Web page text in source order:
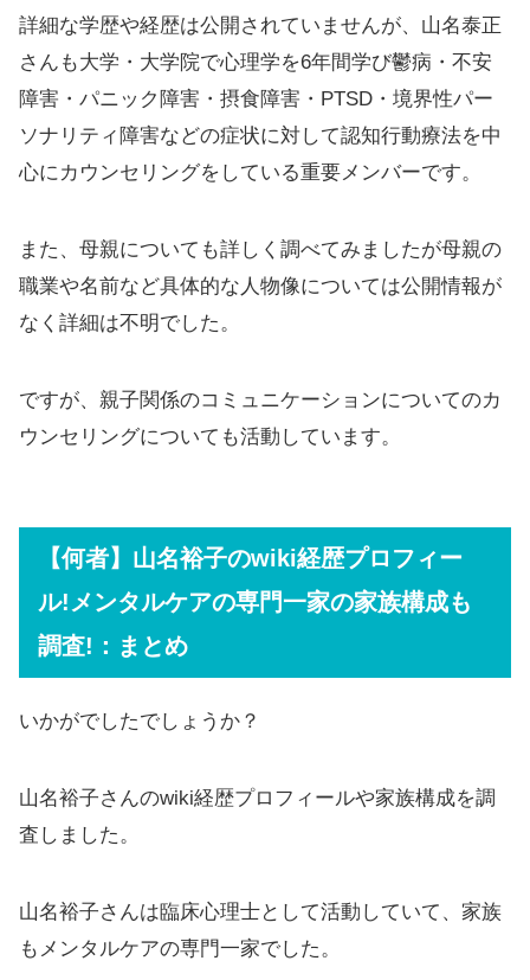
詳細な学歴や経歴は公開されていませんが、山名泰正
さんも大学・大学院で心理学を6年間学び鬱病・不安
障害・パニック障害・摂食障害・PTSD・境界性パー
ソナリティ障害などの症状に対して認知行動療法を中
心にカウンセリングをしている重要メンバーです。
また、母親についても詳しく調べてみましたが母親の
職業や名前など具体的な人物像については公開情報が
なく詳細は不明でした。
ですが、親子関係のコミュニケーションについてのカ
ウンセリングについても活動しています。
【何者】山名裕子のwiki経歴プロフィー
ル!メンタルケアの専門一家の家族構成も
調査!：まとめ
いかがでしたでしょうか？
山名裕子さんのwiki経歴プロフィールや家族構成を調
査しました。
山名裕子さんは臨床心理士として活動していて、家族
もメンタルケアの専門一家でした。